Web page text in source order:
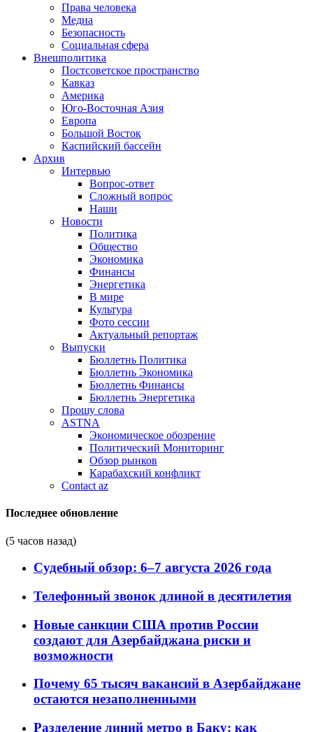
Права человека
Медиа
Безопасность
Социальная сфера
Внешполитика
Постсоветское пространство
Кавказ
Америка
Юго-Восточная Азия
Европа
Большой Восток
Каспийский бассейн
Архив
Интервью
Вопрос-ответ
Сложный вопрос
Наши
Новости
Политика
Общество
Экономика
Финансы
Энергетика
В мире
Культура
Фото сессии
Актуальный репортаж
Выпуски
Бюллетнь Политика
Бюллетнь Экономика
Бюллетнь Финансы
Бюллетнь Энергетика
Прошу слова
ASTNA
Экономическое обозрение
Политический Мониторинг
Обзор рынков
Карабахский конфликт
Contact az
Последнее обновление
(5 часов назад)
Судебный обзор: 6–7 августа 2026 года
Телефонный звонок длиной в десятилетия
Новые санкции США против России
создают для Азербайджана риски и
возможности
Почему 65 тысяч вакансий в Азербайджане
остаются незаполненными
Разделение линий метро в Баку: как